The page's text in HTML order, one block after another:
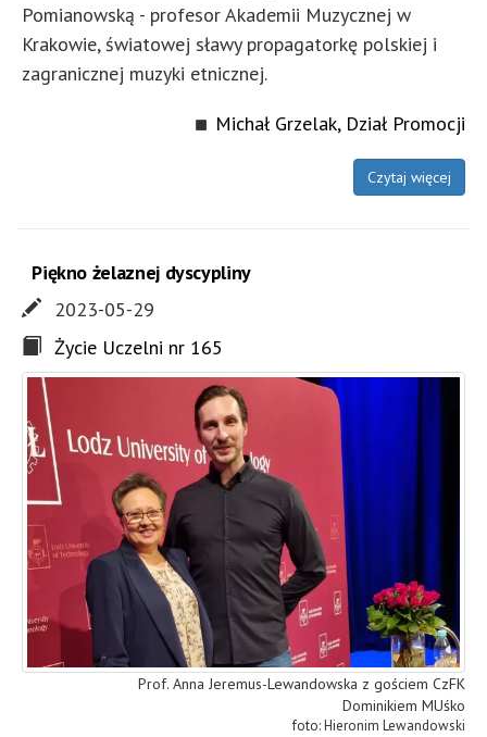
Pomianowską - profesor Akademii Muzycznej w
Krakowie, światowej sławy propagatorkę polskiej i
zagranicznej muzyki etnicznej.
Michał Grzelak, Dział Promocji
Czytaj więcej
Piękno żelaznej dyscypliny
2023-05-29
Życie Uczelni nr 165
Prof. Anna Jeremus-Lewandowska z gościem CzFK
Dominikiem MUśko
Hieronim Lewandowski